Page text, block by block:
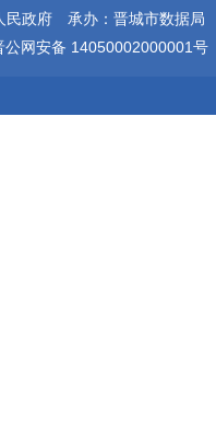
民政府
承办：晋城市数据局
公网安备 14050002000001号